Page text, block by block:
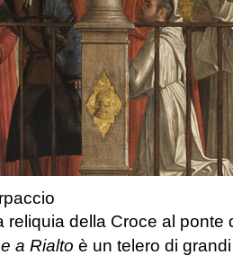
reliquia della Croce al ponte
a Rialto è un telero di